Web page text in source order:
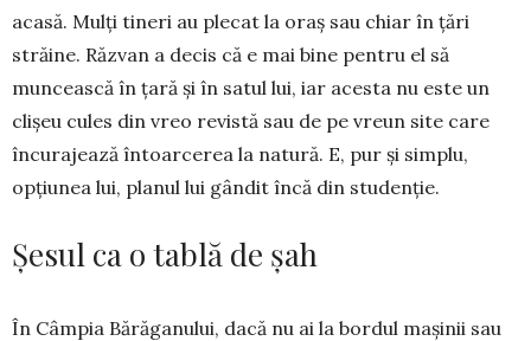
acasă. Mulți tineri au plecat la oraș sau chiar în țări
străine. Răzvan a decis că e mai bine pentru el să
muncească în țară și în satul lui, iar acesta nu este un
clișeu cules din vreo revistă sau de pe vreun site care
încura­jează întoarcerea la natură. E, pur și simplu,
opțiu­nea lui, planul lui gândit încă din studenție.
Șesul ca o tablă de șah
În Câmpia Bărăganului, dacă nu ai la bordul mașinii sau